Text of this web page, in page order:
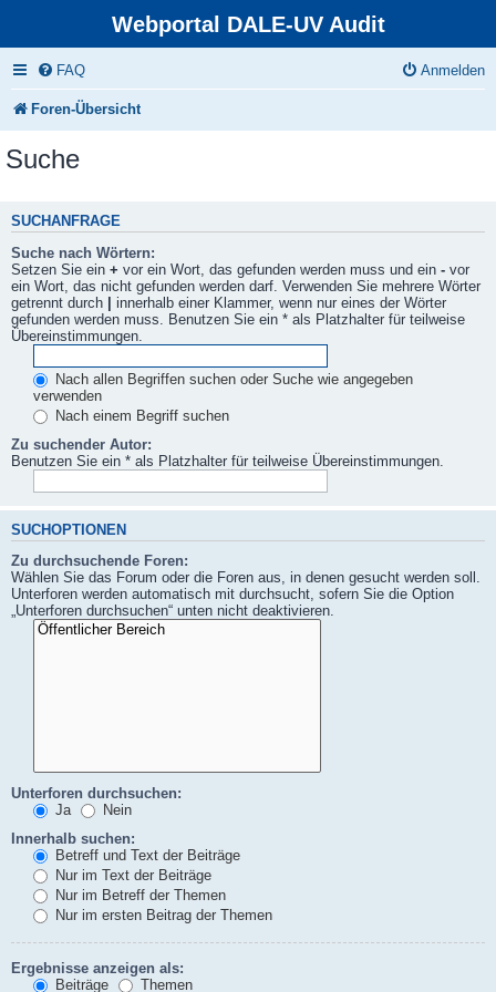
Webportal DALE-UV Audit
FAQ Anmelden
Foren-Übersicht
Suche
SUCHANFRAGE
Suche nach Wörtern:
Setzen Sie ein + vor ein Wort, das gefunden werden muss und ein - vor
ein Wort, das nicht gefunden werden darf. Verwenden Sie mehrere Wörter
getrennt durch | innerhalb einer Klammer, wenn nur eines der Wörter
gefunden werden muss. Benutzen Sie ein * als Platzhalter für teilweise
Übereinstimmungen.
Nach allen Begriffen suchen oder Suche wie angegeben
verwenden
Nach einem Begriff suchen
Zu suchender Autor:
Benutzen Sie ein * als Platzhalter für teilweise Übereinstimmungen.
SUCHOPTIONEN
Zu durchsuchende Foren:
Wählen Sie das Forum oder die Foren aus, in denen gesucht werden soll.
Unterforen werden automatisch mit durchsucht, sofern Sie die Option
„Unterforen durchsuchen“ unten nicht deaktivieren.
Unterforen durchsuchen:
Ja
Nein
Innerhalb suchen:
Betreff und Text der Beiträge
Nur im Text der Beiträge
Nur im Betreff der Themen
Nur im ersten Beitrag der Themen
Ergebnisse anzeigen als:
Beiträge
Themen